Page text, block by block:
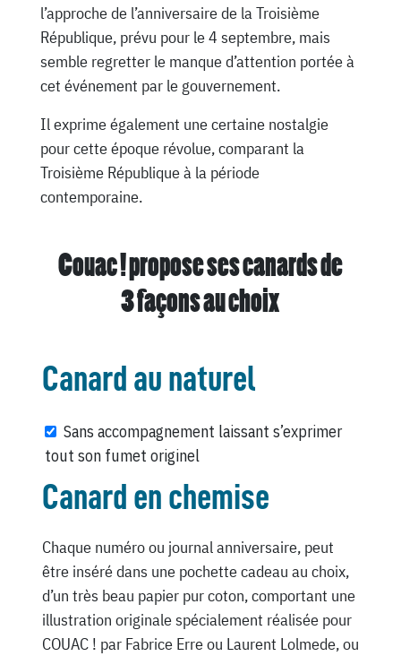
l’approche de l’anniversaire de la Troisième
République, prévu pour le 4 septembre, mais
semble regretter le manque d’attention portée à
cet événement par le gouvernement.
Il exprime également une certaine nostalgie
pour cette époque révolue, comparant la
Troisième République à la période
contemporaine.
Couac ! propose ses canards de
3 façons au choix
Canard au naturel
Sans accompagnement laissant s’exprimer
tout son fumet originel
Canard en chemise
Chaque numéro ou journal anniversaire, peut
être inséré dans une pochette cadeau au choix,
d’un très beau papier pur coton, comportant une
illustration originale spécialement réalisée pour
COUAC ! par Fabrice Erre ou Laurent Lolmede, ou